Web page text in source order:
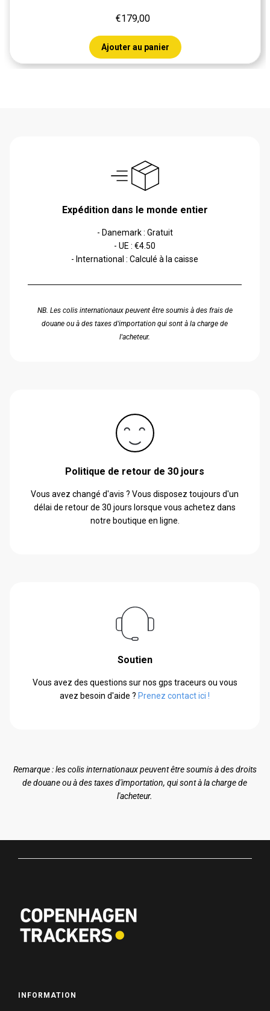
€179,00
Ajouter au panier
Expédition dans le monde entier
- Danemark : Gratuit
- UE : €4.50
- International : Calculé à la caisse
NB. Les colis internationaux peuvent être soumis à des frais de
douane ou à des taxes d'importation qui sont à la charge de
l'acheteur.
Politique de retour de 30 jours
Vous avez changé d'avis ? Vous disposez toujours d'un
délai de retour de 30 jours lorsque vous achetez dans
notre boutique en ligne.
Soutien
Vous avez des questions sur nos gps traceurs ou vous
avez besoin d'aide ? Prenez contact ici !
Remarque : les colis internationaux peuvent être soumis à des droits
de douane ou à des taxes d'importation, qui sont à la charge de
l'acheteur.
INFORMATION